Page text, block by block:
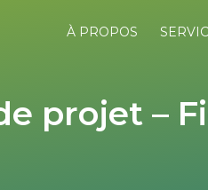
À PROPOS
projet –